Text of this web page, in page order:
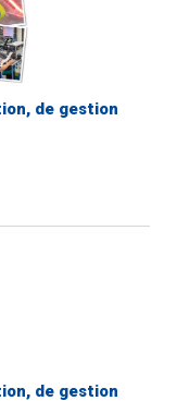
de gestion
de gestion